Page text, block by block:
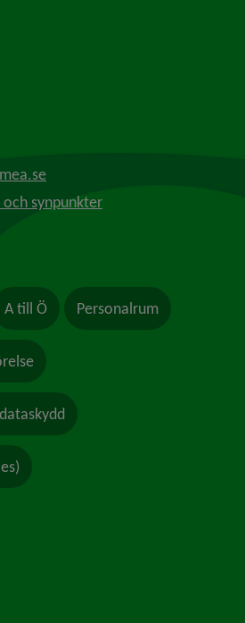
till annan webbplats, öppnas i nytt
synpunkter
A till Ö Personalrum